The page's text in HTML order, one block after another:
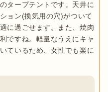
タープテントです。天井に
ョン(換気用の穴)がついて
に過ごせます。また、焼肉
ですね。軽量なうえにキャ
ているため、女性でも楽に